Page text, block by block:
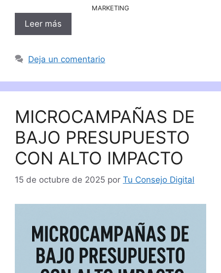
MARKETING
Leer más
Deja un comentario
MICROCAMPAÑAS DE
BAJO PRESUPUESTO
CON ALTO IMPACTO
15 de octubre de 2025 por Tu Consejo Digital